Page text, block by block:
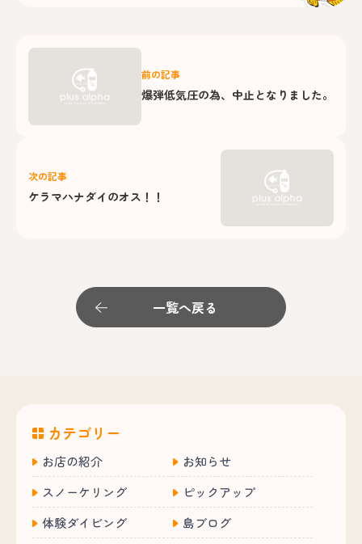
前の記事
爆弾低気圧の為、中止となりました。
次の記事
ケラマハナダイのオス！！
一覧へ戻る
カテゴリー
お店の紹介
お知らせ
スノーケリング
ピックアップ
体験ダイビング
島ブログ